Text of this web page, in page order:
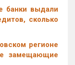
банки выдали
сколько
регионе
замещающие